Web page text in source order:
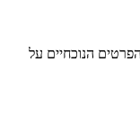
הנוכחיים על